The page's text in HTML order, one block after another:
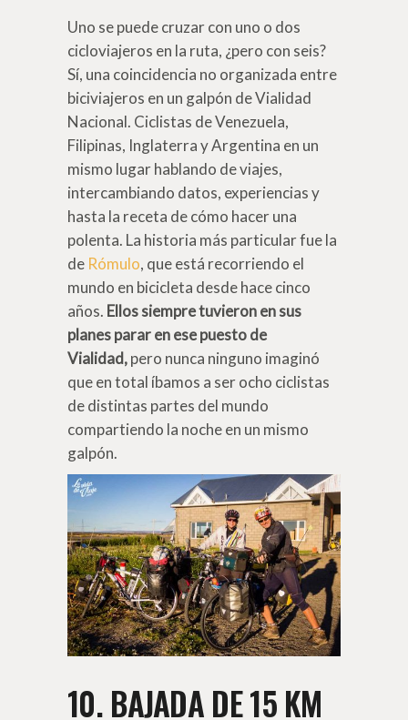
Uno se puede cruzar con uno o dos
cicloviajeros en la ruta, ¿pero con seis?
Sí, una coincidencia no organizada entre
biciviajeros en un galpón de Vialidad
Nacional. Ciclistas de Venezuela,
Filipinas, Inglaterra y Argentina en un
mismo lugar hablando de viajes,
intercambiando datos, experiencias y
hasta la receta de cómo hacer una
polenta. La historia más particular fue la
de Rómulo, que está recorriendo el
mundo en bicicleta desde hace cinco
años. Ellos siempre tuvieron en sus
planes parar en ese puesto de
Vialidad,pero nunca ninguno imaginó
que en total íbamos a ser ocho ciclistas
de distintas partes del mundo
compartiendo la noche en un mismo
galpón.
10. BAJADA DE 15 KM